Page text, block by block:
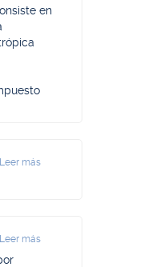
en
Leer más
Leer más